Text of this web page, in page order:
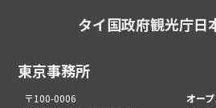
タイ国政府観光庁日
東京事務所
〒100-0006
オー